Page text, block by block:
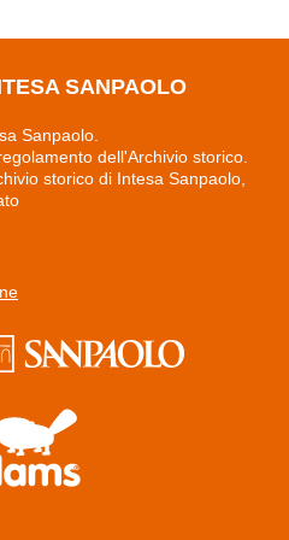
SANPAOLO
Sanpaolo.
dell'Archivio storico.
storico di Intesa Sanpaolo,